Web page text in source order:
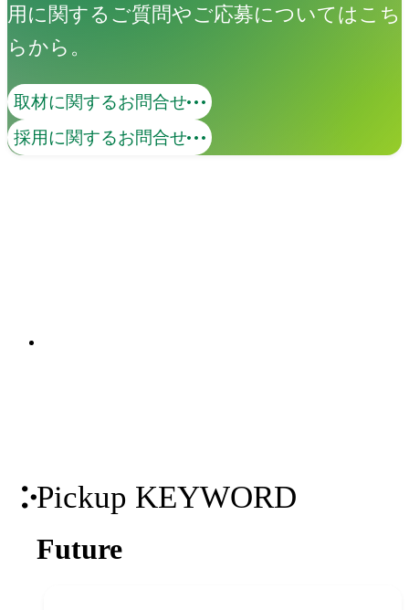
用に関するご質問やご応募についてはこち
らから。
取材に関するお問合せ
採用に関するお問合せ
関連ソリューション
コンテンツマーケティング
Pickup KEYWORD
Future